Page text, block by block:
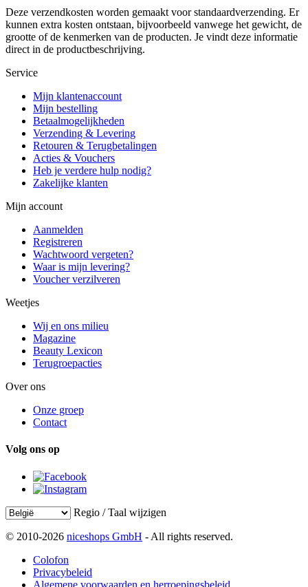
Deze verzendkosten worden gemaakt voor standaardverzending. Er
kunnen extra kosten ontstaan, bijvoorbeeld vanwege het gewicht, de
grootte of de kenmerken van de producten. Je vindt deze informatie
direct in de productbeschrijving.
Service
Mijn klantenaccount
Mijn bestelling
Betaalmogelijkheden
Verzending & Levering
Retouren & Terugbetalingen
Acties & Vouchers
Heb je verdere hulp nodig?
Zakelijke klanten
Mijn account
Aanmelden
Registreren
Wachtwoord vergeten?
Waar is mijn levering?
Voucher verzilveren
Weetjes
Wij en ons milieu
Magazine
Beauty Lexicon
Terugroepacties
Over ons
Onze groep
Contact
Volg ons op
Regio / Taal wijzigen
© 2010-2026 niceshops GmbH - All rights reserved.
Colofon
Privacybeleid
Algemene voorwaarden en herroepingsbeleid